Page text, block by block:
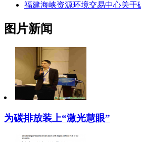
福建海峡资源环境交易中心关于
图片新闻
为碳排放装上“激光慧眼”